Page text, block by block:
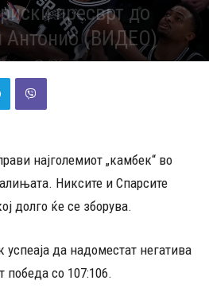
пресврт до
Антонио (ВИДЕО)
836
најголемиот „камбек“ во
Никсите и Спарсите
долго ќе се зборува.
да надоместат негатива
победа со 107:106.